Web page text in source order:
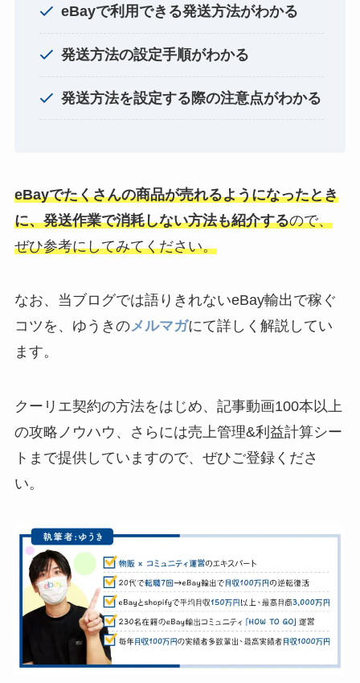
eBayで利用できる発送方法がわかる
発送方法の設定手順がわかる
発送方法を設定する際の注意点がわかる
eBayでたくさんの商品が売れるようになったとき
に、発送作業で消耗しない方法も紹介するので、
ぜひ参考にしてみてください。
なお、当ブログでは語りきれないeBay輸出で稼ぐ
コツを、ゆうきのメルマガにて詳しく解説してい
ます。
クーリエ契約の方法をはじめ、記事動画100本以上
の攻略ノウハウ、さらには売上管理&利益計算シー
トまで提供していますので、ぜひご登録くださ
い。